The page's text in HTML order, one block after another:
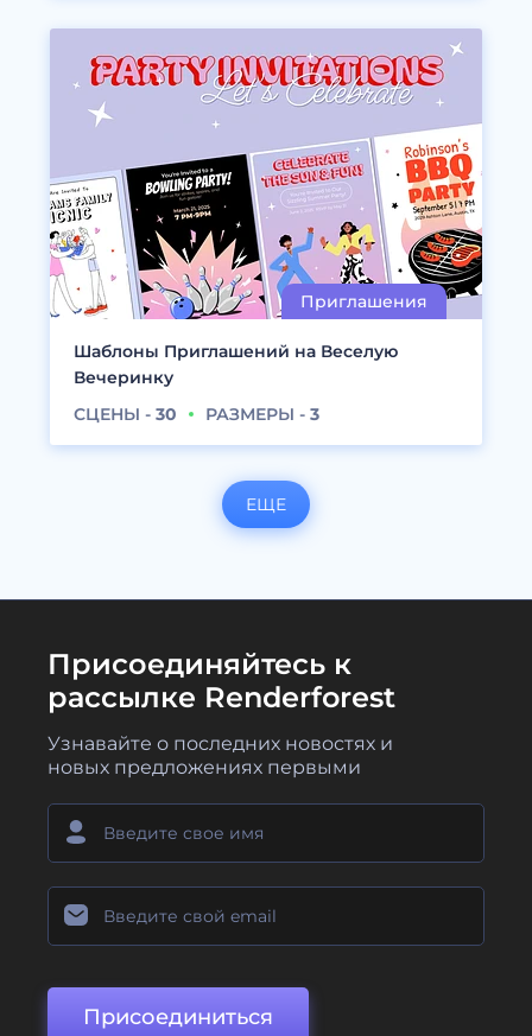
Шаблоны Приглашений на Веселую
Вечеринку
СЦЕНЫ - 30 РАЗМЕРЫ - 3
ЕЩЕ
Присоединяйтесь к
рассылке Renderforest
Узнавайте о последних новостях и
новых предложениях первыми
Присоединиться